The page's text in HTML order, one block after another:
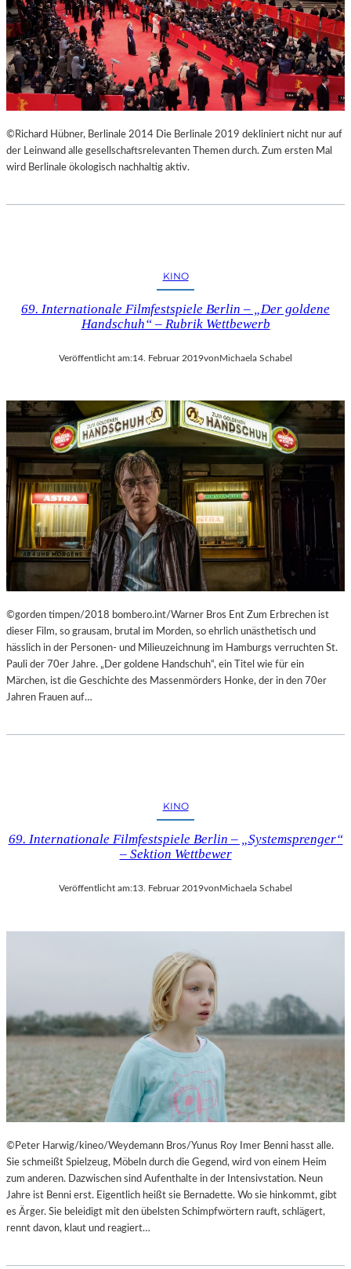
R
I
G
E
R
S
“
I
E
R
E
H
O
M
M
A
G
E
©Richard Hübner, Berlinale 2014 Die Berlinale 2019 dekliniert nicht nur auf
der Leinwand alle gesellschaftsrelevanten Themen durch. Zum ersten Mal
wird Berlinale ökologisch nachhaltig aktiv.
KINO
69. Internationale Filmfestspiele Berlin – „Der goldene
Handschuh“ – Rubrik Wettbewerb
Veröffentlicht am:14. Februar 2019vonMichaela Schabel
©gorden timpen/2018 bombero.int/Warner Bros Ent Zum Erbrechen ist
dieser Film, so grausam, brutal im Morden, so ehrlich unästhetisch und
hässlich in der Personen- und Milieuzeichnung im Hamburgs verruchten St.
Pauli der 70er Jahre. „Der goldene Handschuh“, ein Titel wie für ein
Märchen, ist die Geschichte des Massenmörders Honke, der in den 70er
Jahren Frauen auf…
KINO
69. Internationale Filmfestspiele Berlin – „Systemsprenger“
– Sektion Wettbewer
Veröffentlicht am:13. Februar 2019von Michaela Schabel
©Peter Harwig/kineo/Weydemann Bros/Yunus Roy Imer Benni hasst alle.
Sie schmeißt Spielzeug, Möbeln durch die Gegend, wird von einem Heim
zum anderen. Dazwischen sind Aufenthalte in der Intensivstation. Neun
Jahre ist Benni erst. Eigentlich heißt sie Bernadette. Wo sie hinkommt, gibt
es Ärger. Sie beleidigt mit den übelsten Schimpfwörtern rauft, schlägert,
rennt davon, klaut und reagiert…